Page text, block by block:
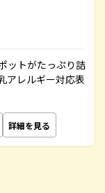
ットがたっぷり詰
アレルギー対応表
詳細を見る